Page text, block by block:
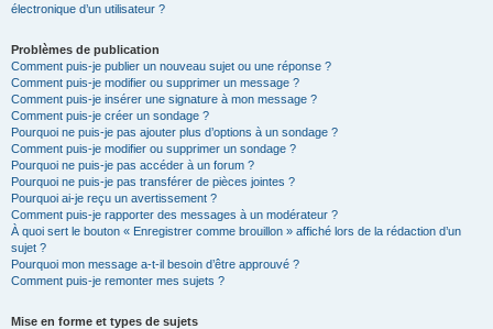
électronique d’un utilisateur ?
Problèmes de publication
Comment puis-je publier un nouveau sujet ou une réponse ?
Comment puis-je modifier ou supprimer un message ?
Comment puis-je insérer une signature à mon message ?
Comment puis-je créer un sondage ?
Pourquoi ne puis-je pas ajouter plus d’options à un sondage ?
Comment puis-je modifier ou supprimer un sondage ?
Pourquoi ne puis-je pas accéder à un forum ?
Pourquoi ne puis-je pas transférer de pièces jointes ?
Pourquoi ai-je reçu un avertissement ?
Comment puis-je rapporter des messages à un modérateur ?
À quoi sert le bouton « Enregistrer comme brouillon » affiché lors de la rédaction d’un
sujet ?
Pourquoi mon message a-t-il besoin d’être approuvé ?
Comment puis-je remonter mes sujets ?
Mise en forme et types de sujets